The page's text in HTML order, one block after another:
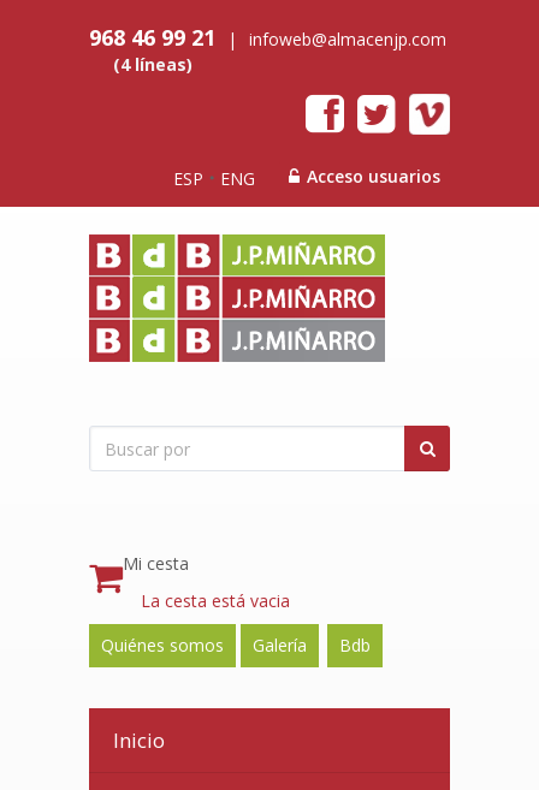
968 46 99 21 |
infoweb@almacenjp.com
(4 líneas)
Acceso usuarios
ESP ENG
Mi cesta
La cesta está vacia
Quiénes somos
Galería Bdb
Inicio